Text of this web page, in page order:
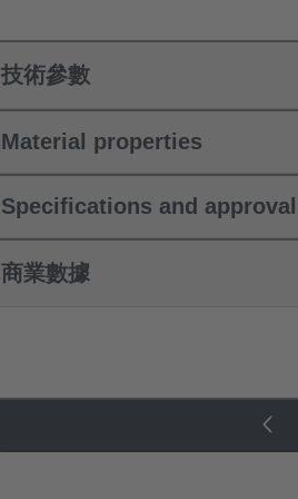
技術參數
Material properties
Specifications and
商業數據